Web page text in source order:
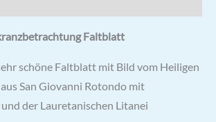
Faltblatt
schöne Faltblatt mit Bild vom Heiligen
San Giovanni Rotondo mit
der Lauretanischen Litanei